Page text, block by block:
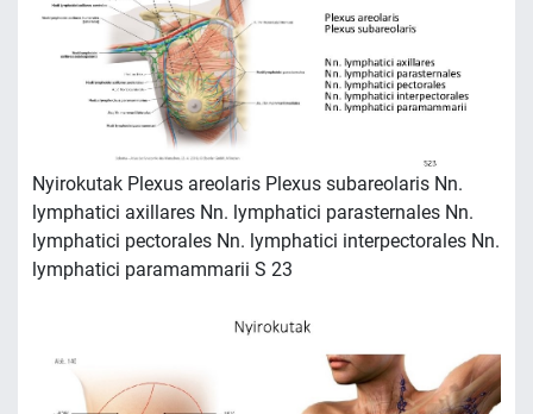
Nyirokutak Plexus areolaris Plexus subareolaris Nn.
lymphatici axillares Nn. lymphatici parasternales Nn.
lymphatici pectorales Nn. lymphatici interpectorales Nn.
lymphatici paramammarii S 23